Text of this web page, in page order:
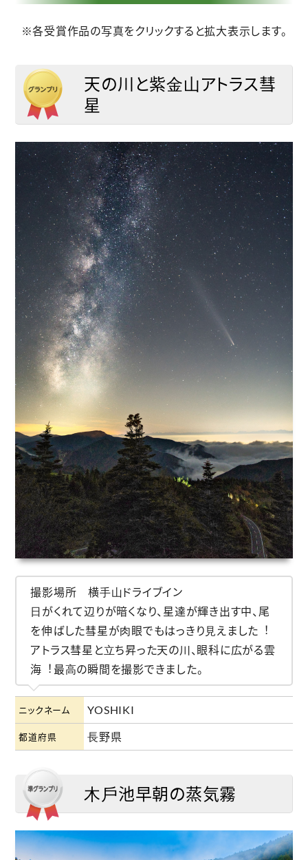
※各受賞作品の写真をクリックすると拡大表示します。
天の川と紫⾦⼭アトラス彗
星
撮影場所 横⼿⼭ドライブイン
⽇がくれて辺りが暗くなり、星達が輝き出す中、尾
を伸ばした彗星が⾁眼でもはっきり⾒えました︕
アトラス彗星と⽴ち昇った天の川、眼科に広がる雲
海︕最⾼の瞬間を撮影できました。
ニックネーム YOSHIKI
都道府県 ⻑野県
⽊⼾池早朝の蒸気霧